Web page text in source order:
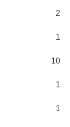
2
1
10
1
1